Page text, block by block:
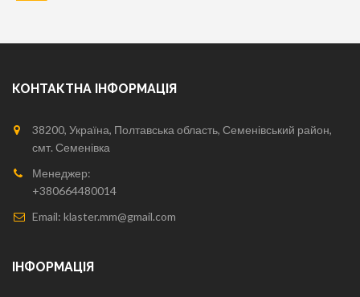
КОНТАКТНА ІНФОРМАЦІЯ
38200, Україна, Полтавська область, Семенівський район,
смт. Семенівка
Менеджер:
+380664480014
Email: klaster.mm@gmail.com
ІНФОРМАЦІЯ